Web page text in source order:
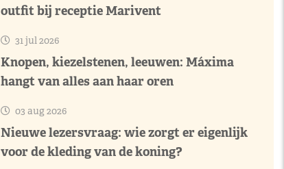
outfit bij receptie Marivent
31 jul 2026
Knopen, kiezelstenen, leeuwen: Máxima
hangt van alles aan haar oren
03 aug 2026
Nieuwe lezersvraag: wie zorgt er eigenlijk
voor de kleding van de koning?